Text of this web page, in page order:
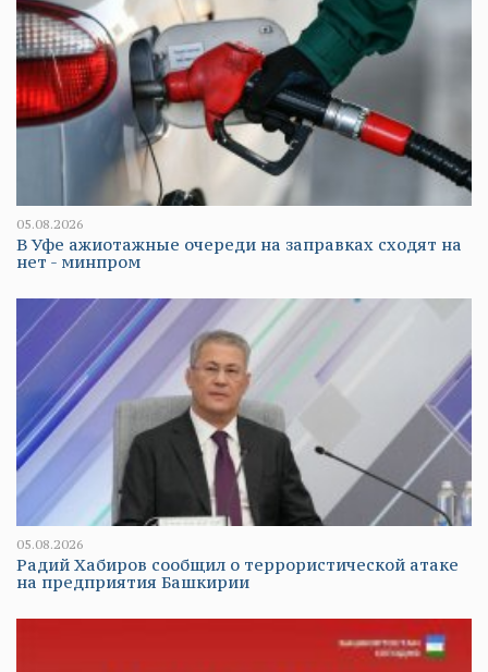
05.08.2026
В Уфе ажиотажные очереди на заправках сходят на
нет - минпром
05.08.2026
Радий Хабиров сообщил о террористической атаке
на предприятия Башкирии